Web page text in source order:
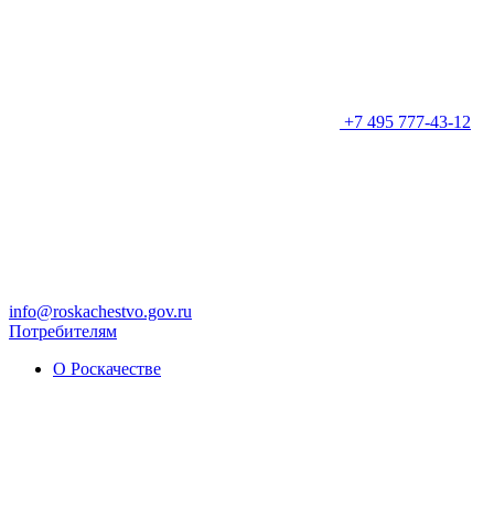
+7 495 777-43-12
info@roskachestvo.gov.ru
Потребителям
О Роскачестве